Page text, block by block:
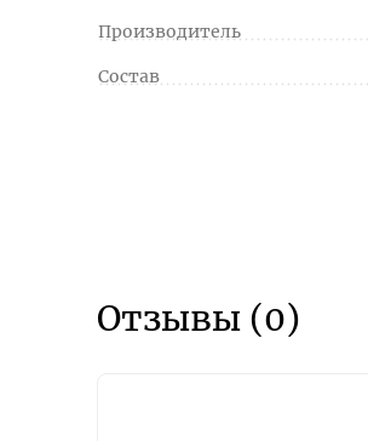
Производитель
Состав
Отзывы (0)